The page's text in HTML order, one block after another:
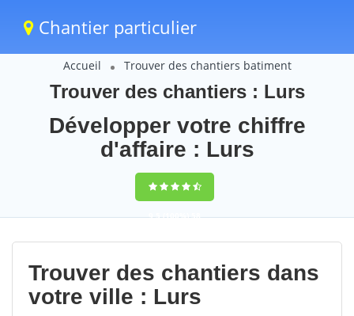
Chantier particulier
Accueil Trouver des chantiers batiment
Trouver des chantiers : Lurs
Développer votre chiffre
d'affaire : Lurs
9,5(100%)58
votes
Trouver des chantiers dans
votre ville : Lurs